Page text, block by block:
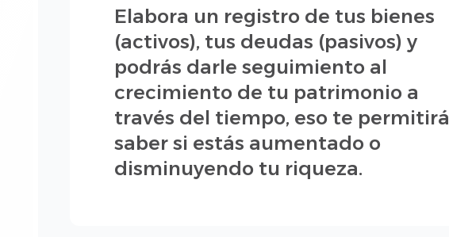
Elabora un registro de tus bienes
(activos), tus deudas (pasivos) y
podrás darle seguimiento al
crecimiento de tu patrimonio a
través del tiempo, eso te permitirá
saber si estás aumentado o
disminuyendo tu riqueza.